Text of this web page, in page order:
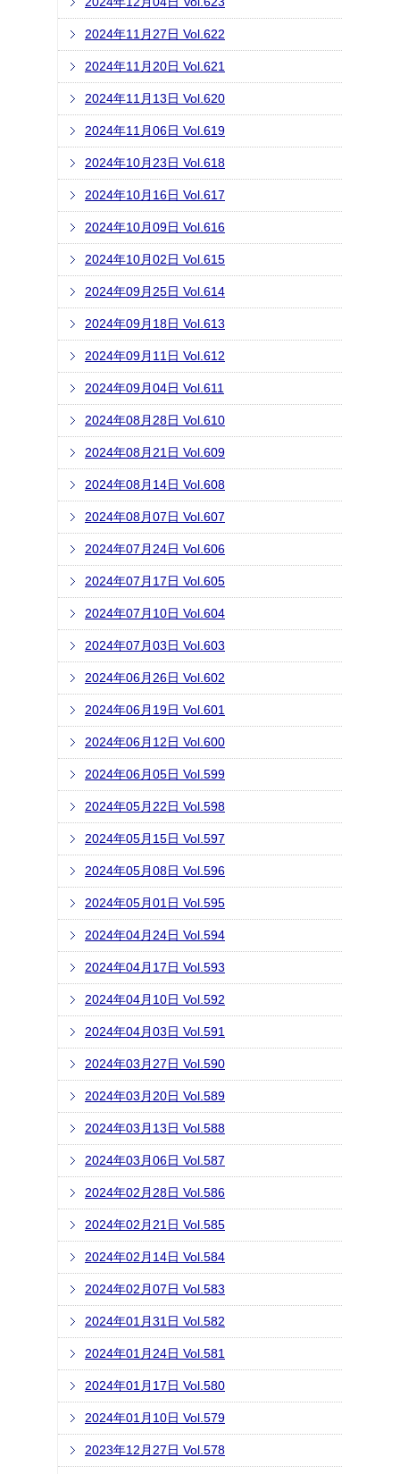
2024年11月27日 Vol.622
2024年11月20日 Vol.621
2024年11月13日 Vol.620
2024年11月06日 Vol.619
2024年10月23日 Vol.618
2024年10月16日 Vol.617
2024年10月09日 Vol.616
2024年10月02日 Vol.615
2024年09月25日 Vol.614
2024年09月18日 Vol.613
2024年09月11日 Vol.612
2024年09月04日 Vol.611
2024年08月28日 Vol.610
2024年08月21日 Vol.609
2024年08月14日 Vol.608
2024年08月07日 Vol.607
2024年07月24日 Vol.606
2024年07月17日 Vol.605
2024年07月10日 Vol.604
2024年07月03日 Vol.603
2024年06月26日 Vol.602
2024年06月19日 Vol.601
2024年06月12日 Vol.600
2024年06月05日 Vol.599
2024年05月22日 Vol.598
2024年05月15日 Vol.597
2024年05月08日 Vol.596
2024年05月01日 Vol.595
2024年04月24日 Vol.594
2024年04月17日 Vol.593
2024年04月10日 Vol.592
2024年04月03日 Vol.591
2024年03月27日 Vol.590
2024年03月20日 Vol.589
2024年03月13日 Vol.588
2024年03月06日 Vol.587
2024年02月28日 Vol.586
2024年02月21日 Vol.585
2024年02月14日 Vol.584
2024年02月07日 Vol.583
2024年01月31日 Vol.582
2024年01月24日 Vol.581
2024年01月17日 Vol.580
2024年01月10日 Vol.579
2023年12月27日 Vol.578